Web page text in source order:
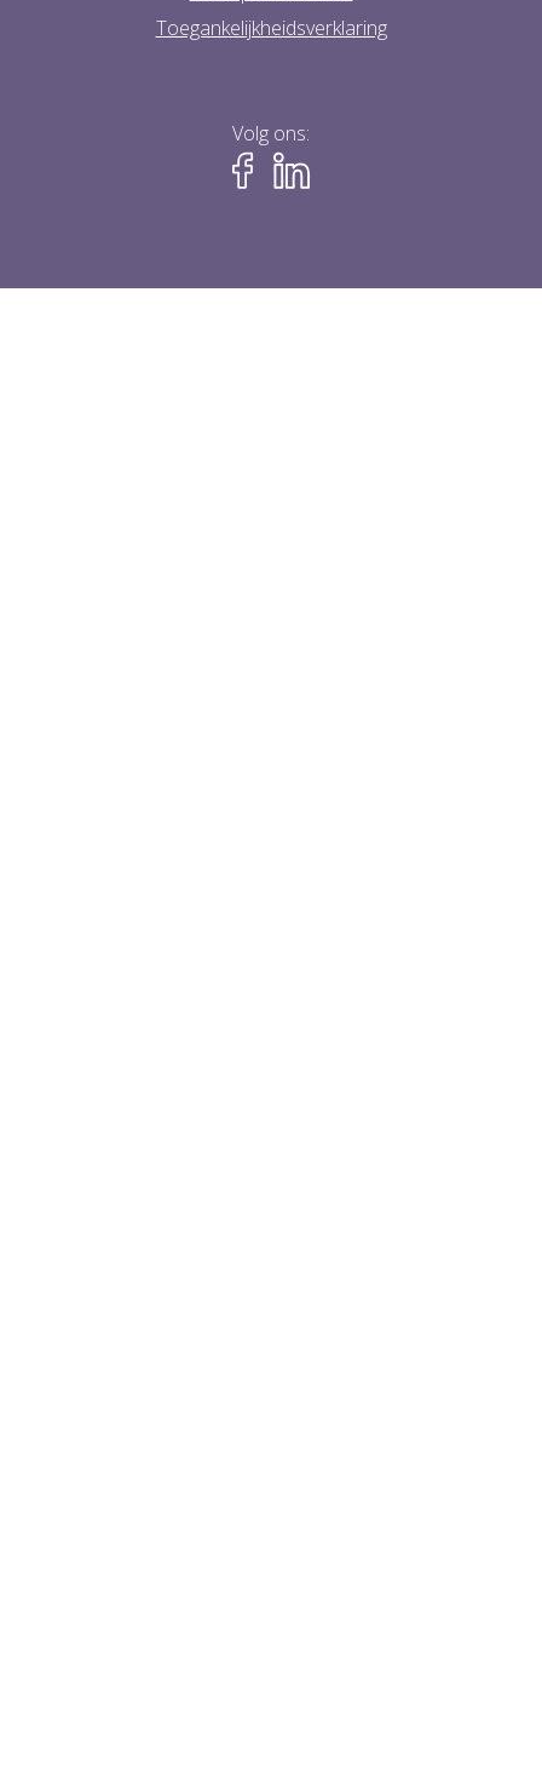
Toegankelijkheidsverklaring
Volg ons: